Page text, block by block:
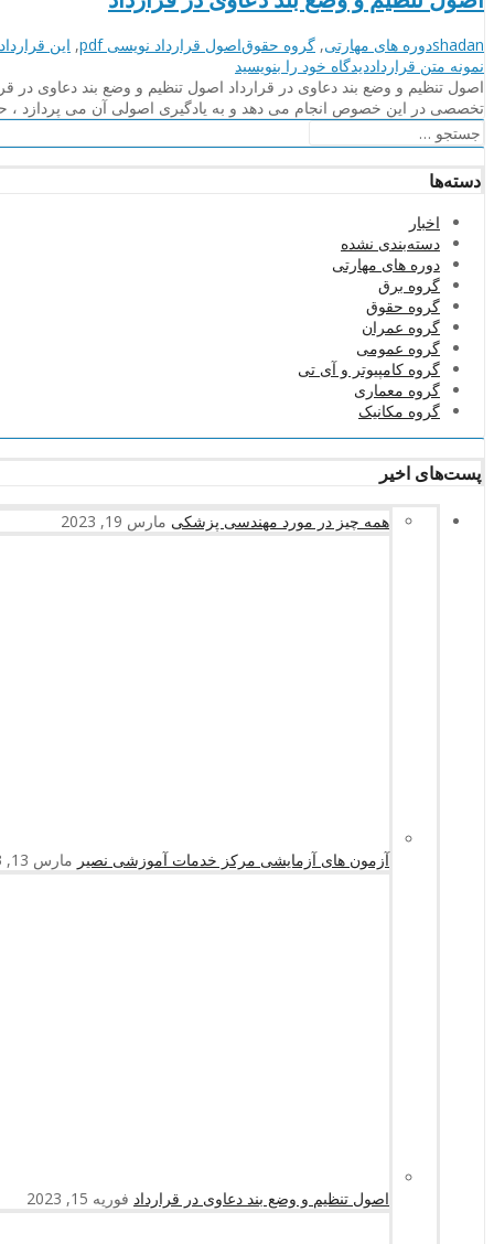
نویسنده
shadanدسته‌بندی‌ها
دوره های مهارتی, گروه حقوقبرچسب
ها
اصول قرارداد نویسی pdf , این
نمونه متن قرارداددیدگاه خود را on
اصول
تنظیم
و
وضع
بنویسید
اصول تنظیم و وضع بند دعاوی در قرارداد اصول تنظیم و وضع بند دعاوی
تخصصی در این خصوص انجام می دهد و به یادگیری اصولی آن می پردازد ،
جستجو
برای:
دسته‌ها
اخبار
دسته‌بندی نشده
دوره های مهارتی
گروه برق
گروه حقوق
گروه عمران
گروه عمومی
گروه کامپیوتر و آی تی
گروه معماری
گروه مکانیک
پست‌های اخیر
همه چیز در مورد مهندسی پزشکی مارس 19, 2023
آزمون های آزمایشی مرکز خدمات آموزشی نصیر مارس 13, 2023
اصول تنظیم و وضع بند دعاوی در قرارداد فوریه 15, 2023